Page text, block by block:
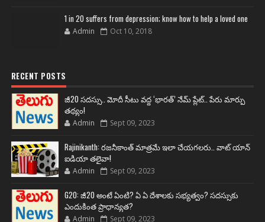
1 in 20 suffers from depression; know how to help a loved one
Admin Oct 10, 2018
RECENT POSTS
జీ20 సదస్సు.. మోదీ సీటు వద్ద ‘భారత్’ నేమ్ ప్లేట్‌.. పేరు మార్పు
తథ్యం!
Admin Sept 09, 2023
Rajinikanth: రజనీకాంత్ మాత్రమే ఇలా చేయగలరు.. వాట్ యాన్
ఐడియా తలైవా!
Admin Sept 09, 2023
G20: జీ20 అంటే ఏంటి? ఏ ఏ దేశాలకు సభ్యత్వం? సదస్సుకు
ఎందుకింత ప్రాధాన్యత?
Admin Sept 09, 2023